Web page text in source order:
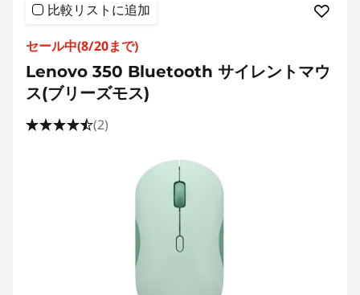
比較リストに追加
セール中(8/20まで)
Lenovo 350 Bluetooth サイレントマウ
ス(ブリーズモス)
(2)